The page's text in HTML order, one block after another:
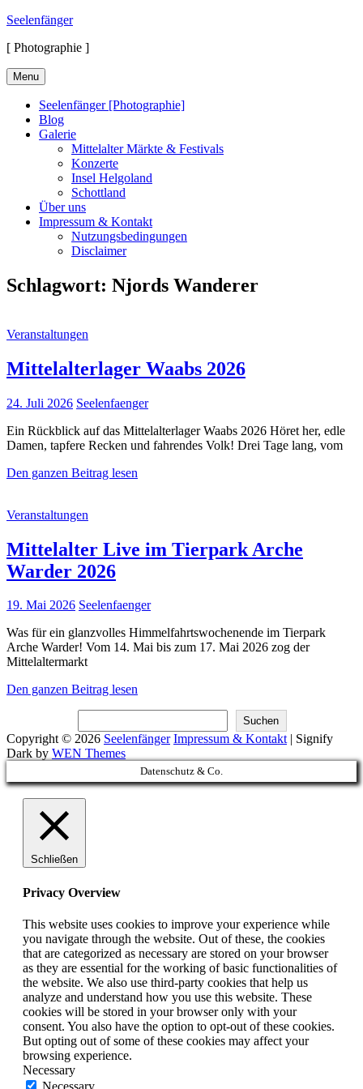
Skip
content
Seelenfänger
[ Photographie ]
Menu
Seelenfänger [Photographie]
Blog
Galerie
Mittelalter Märkte & Festivals
Konzerte
Insel Helgoland
Schottland
Über uns
Impressum & Kontakt
Nutzungsbedingungen
Disclaimer
Schlagwort: Njords Wanderer
Cat
Veranstaltungen
Mittelalterlager Waabs 2026
Posted
24. Juli 2026 Seelenfaenger
Ein Rückblick auf das Mittelalterlager Waabs 2026 Höret her, edle
Damen, tapfere Recken und fahrendes Volk! Drei Tage lang, vom
Den ganzen Beitrag lesen
Cat
Veranstaltungen
Mittelalter Live im Tierpark Arche
Warder 2026
Posted
19. Mai 2026 Seelenfaenger
Was für ein glanzvolles Himmelfahrtswochenende im Tierpark
Arche Warder! Vom 14. Mai bis zum 17. Mai 2026 zog der
Mittelaltermarkt
Den ganzen Beitrag lesen
Tierpark
Arche
Warder
2026
Suchen
Copyright © 2026 Seelenfänger Impressum & Kontakt| Signify
Dark by WEN Themes
Scroll
Up
Datenschutz & Co.
Schließen
Privacy Overview
This website uses cookies to improve your experience while
you navigate through the website. Out of these, the cookies
that are categorized as necessary are stored on your browser
as they are essential for the working of basic functionalities of
the website. We also use third-party cookies that help us
analyze and understand how you use this website. These
cookies will be stored in your browser only with your
consent. You also have the option to opt-out of these cookies.
But opting out of some of these cookies may affect your
browsing experience.
Necessary
Necessary